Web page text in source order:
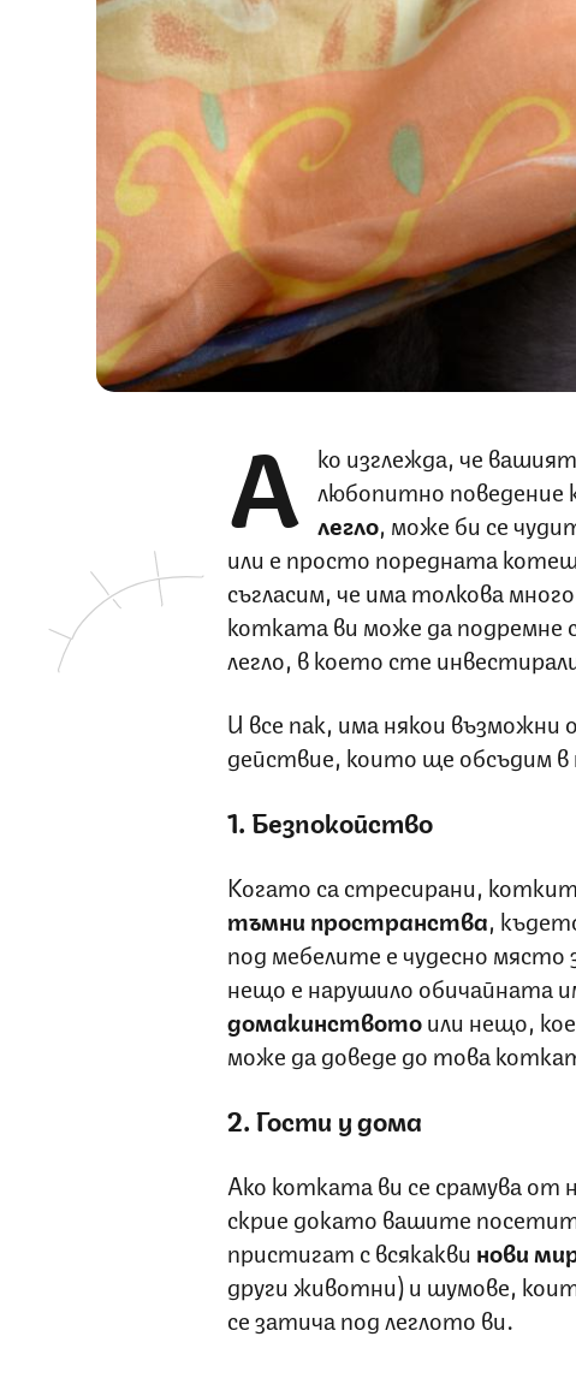
А ко изглежда, че
любопитно поведение
легло, може би се
или е просто поредната
съгласим, че има толкова
котката ви може да подремне
легло, в което сте
И все пак, има някои
действие, които ще обсъдим
1. Безпокойство
Когато са стресирани,
тъмни пространства,
под мебелите е чудесно място
нещо е нарушило обичайната
домакинствотоили нещо,
може да доведе до това
2. Гости у дома
Ако котката ви се срамува от
скрие докато вашите
пристигат с всякакви нови
други животни) и шумове,
се затича под леглото ви.